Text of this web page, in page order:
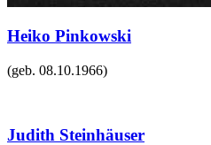
Heiko Pinkowski
(geb. 08.10.1966)
Judith Steinhäuser